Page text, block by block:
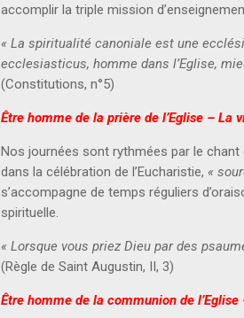
accomplir la triple mission
« La spiritualité canoniale est une
ecclesiasticus, homme dans l’Eglise,
(Constitutions, n°5)
Être homme de la prière de l’Eglise – La
Nos journées sont rythmées par le chant
dans la célébration de l’Eucharistie, «
s’accompagne de temps réguliers
spirituelle.
« Lorsque vous priez Dieu par des
(Règle de Saint Augustin, II, 3)
Être homme de la communion de